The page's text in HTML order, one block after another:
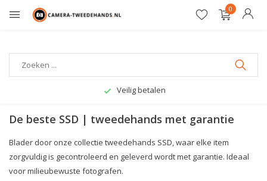
0
Veilig betalen
De beste SSD | tweedehands met garantie
Blader door onze collectie tweedehands SSD, waar elke item
zorgvuldig is gecontroleerd en geleverd wordt met garantie. Ideaal
voor milieubewuste fotografen.